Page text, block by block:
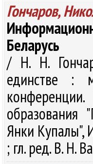
Гончаров,
Беларусь
/ Н. Н.
единстве :
образования
Янки Купалы",
; гл. ред. В. Н.